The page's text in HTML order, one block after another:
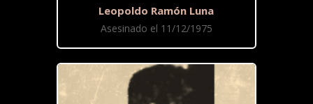
Leopoldo Ramón Luna
Asesinado el 11/12/1975